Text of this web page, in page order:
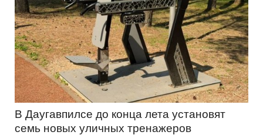
В Даугавпилсе до конца лета установят
семь новых уличных тренажеров